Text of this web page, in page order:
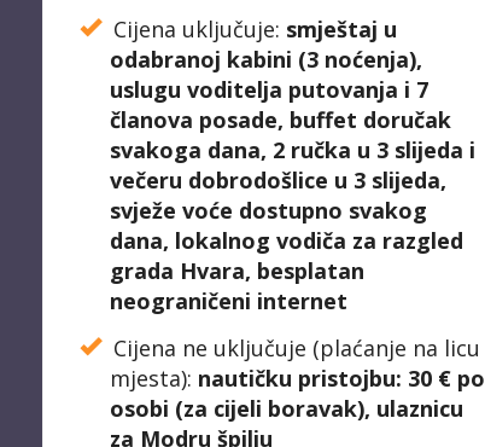
Cijena uključuje: smještaj u
odabranoj kabini (3 noćenja),
uslugu voditelja putovanja i 7
članova posade, buffet doručak
svakoga dana, 2 ručka u 3 slijeda i
večeru dobrodošlice u 3 slijeda,
svježe voće dostupno svakog
dana, lokalnog vodiča za razgled
grada Hvara, besplatan
neograničeni internet
Cijena ne uključuje (plaćanje na licu
mjesta): nautičku pristojbu: 30 € po
osobi (za cijeli boravak), ulaznicu
za Modru špilju